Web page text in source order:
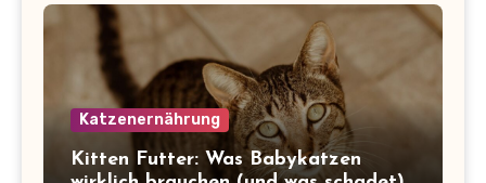
Katzenernährung
Kitten Futter: Was Babykatzen